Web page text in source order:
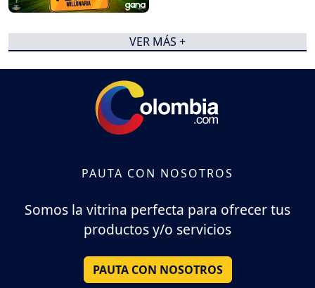
VER MÁS +
PAUTA CON NOSOTROS
Somos la vitrina perfecta para ofrecer tus
productos y/o servicios
PAUTA CON NOSOTROS